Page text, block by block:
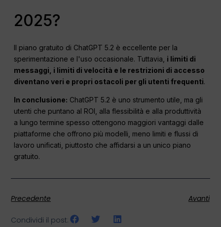
2025?
Il piano gratuito di ChatGPT 5.2 è eccellente per la
sperimentazione e l'uso occasionale. Tuttavia, i limiti di
messaggi, i limiti di velocità e le restrizioni di accesso
diventano veri e propri ostacoli per gli utenti frequenti.
In conclusione: ChatGPT 5.2 è uno strumento utile, ma gli
utenti che puntano al ROI, alla flessibilità e alla produttività
a lungo termine spesso ottengono maggiori vantaggi dalle
piattaforme che offrono più modelli, meno limiti e flussi di
lavoro unificati, piuttosto che affidarsi a un unico piano
gratuito.
Precedente Avanti
Condividi il post: